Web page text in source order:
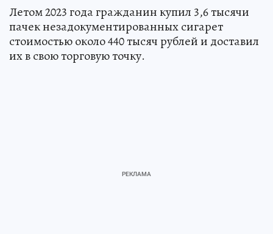
Летом 2023 года гражданин купил 3,6 тысячи
пачек незадокументированных сигарет
стоимостью около 440 тысяч рублей и доставил
их в свою торговую точку.